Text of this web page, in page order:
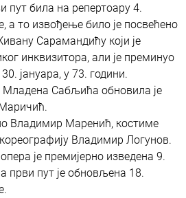
пут била на репертоару 4.
а то извођење било је посвећено
Сарамандићу који је
инквизитора, али је преминуо
јануара, у 73. години.
Сабљића обновила је
Владимир Маренић, костиме
Владимир Логунов.
је премијерно изведена 9.
први пут је обновљена 18.